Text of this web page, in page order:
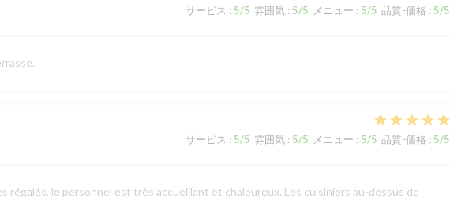
サービス : 5/5 雰囲気: 5/5 メニュー : 5/5 品質-価格 : 5/5
サービス : 5/5 雰囲気: 5/5 メニュー : 5/5 品質-価格 : 5/5
régalés, le personnel est très accueillant et chaleureux. Les cuisiniers au-dessus de